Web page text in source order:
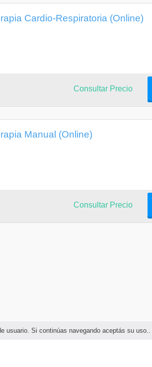
usuario. Si continúas navegando aceptás su uso..
Cardio-Respiratoria (Online)
Consultar Precio
Manual (Online)
Consultar Precio